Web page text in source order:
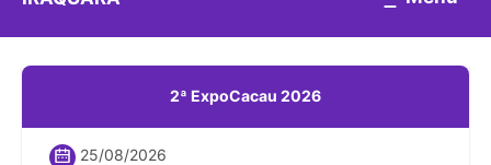
2ª ExpoCacau 2026
25/08/2026